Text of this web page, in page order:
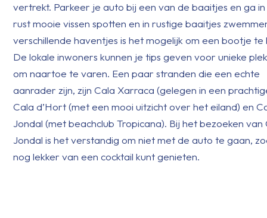
vertrekt. Parkeer je auto bij een van de baaitjes en ga
rust mooie vissen spotten en in rustige baaitjes
verschillende haventjes is het mogelijk om een bootje te
De lokale inwoners kunnen je tips geven voor unieke
om naartoe te varen. Een paar stranden die een echte
aanrader zijn, zijn Cala Xarraca (gelegen in een
Cala d’Hort (met een mooi uitzicht over het eiland) en
Jondal (met beachclub Tropicana). Bij het bezoeken van
Jondal is het verstandig om niet met de auto te gaan,
nog lekker van een cocktail kunt genieten.